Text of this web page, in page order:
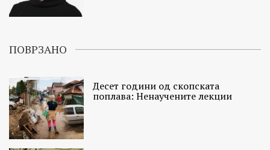
ПОВРЗАНО
Десет години од скопската
поплава: Ненаучените лекции